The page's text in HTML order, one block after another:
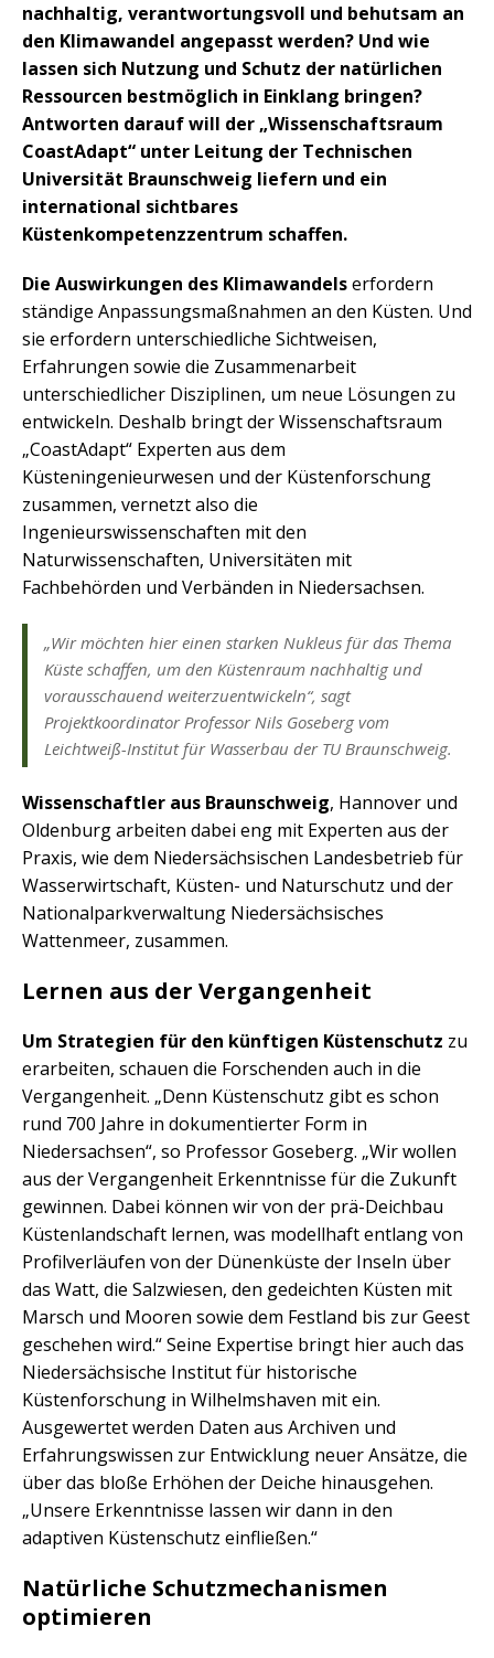
nachhaltig, verantwortungsvoll und behutsam an
den Klimawandel angepasst werden? Und wie
lassen sich Nutzung und Schutz der natürlichen
Ressourcen bestmöglich in Einklang bringen?
Antworten darauf will der „Wissenschaftsraum
CoastAdapt“ unter Leitung der Technischen
Universität Braunschweig liefern und ein
international sichtbares
Küstenkompetenzzentrum schaffen.
Die Auswirkungen des Klimawandelserfordern
ständige Anpassungsmaßnahmen an den Küsten. Und
sie erfordern unterschiedliche Sichtweisen,
Erfahrungen sowie die Zusammenarbeit
unterschiedlicher Disziplinen, um neue Lösungen zu
entwickeln. Deshalb bringt der Wissenschaftsraum
„CoastAdapt“ Experten aus dem
Küsteningenieurwesen und der Küstenforschung
zusammen, vernetzt also die
Ingenieurswissenschaften mit den
Naturwissenschaften, Universitäten mit
Fachbehörden und Verbänden in Niedersachsen.
„Wir möchten hier einen starken Nukleus für das Thema
Küste schaffen, um den Küstenraum nachhaltig und
vorausschauend weiterzuentwickeln“, sagt
Projektkoordinator Professor Nils Goseberg vom
Leichtweiß-Institut für Wasserbau der TU Braunschweig.
Wissenschaftler aus Braunschweig, Hannover und
Oldenburg arbeiten dabei eng mit Experten aus der
Praxis, wie dem Niedersächsischen Landesbetrieb für
Wasserwirtschaft, Küsten- und Naturschutz und der
Nationalparkverwaltung Niedersächsisches
Wattenmeer, zusammen.
Lernen aus der Vergangenheit
Um Strategien für den künftigen Küstenschutz zu
erarbeiten, schauen die Forschenden auch in die
Vergangenheit. „Denn Küstenschutz gibt es schon
rund 700 Jahre in dokumentierter Form in
Niedersachsen“, so Professor Goseberg. „Wir wollen
aus der Vergangenheit Erkenntnisse für die Zukunft
gewinnen. Dabei können wir von der prä-Deichbau
Küstenlandschaft lernen, was modellhaft entlang von
Profilverläufen von der Dünenküste der Inseln über
das Watt, die Salzwiesen, den gedeichten Küsten mit
Marsch und Mooren sowie dem Festland bis zur Geest
geschehen wird.“ Seine Expertise bringt hier auch das
Niedersächsische Institut für historische
Küstenforschung in Wilhelmshaven mit ein.
Ausgewertet werden Daten aus Archiven und
Erfahrungswissen zur Entwicklung neuer Ansätze, die
über das bloße Erhöhen der Deiche hinausgehen.
„Unsere Erkenntnisse lassen wir dann in den
adaptiven Küstenschutz einfließen.“
Natürliche Schutzmechanismen
optimieren